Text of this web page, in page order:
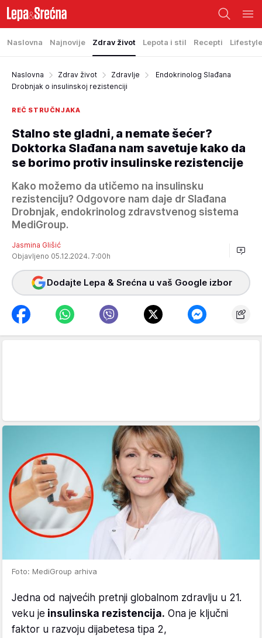
Naslovna Najnovije Zdrav život Lepota i stil Recepti Lifestyle
Naslovna Zdrav život Zdravlje
Endokrinolog Slađana
Drobnjak o insulinskoj rezistenciji
REČ STRUČNJAKA
Stalno ste gladni, a nemate šećer?
Doktorka Slađana nam savetuje kako da
se borimo protiv insulinske rezistencije
Kako možemo da utičemo na insulinsku
rezistenciju? Odgovore nam daje dr Slađana
Drobnjak, endokrinolog zdravstvenog sistema
MediGroup.
Jasmina Glišić
Objavljeno 05.12.2024. 7:00h
Dodajte Lepa & Srećna u vaš Google izbor
Foto: MediGroup arhiva
Jedna od najvećih pretnji globalnom zdravlju u 21.
veku je insulinska rezistencija. Ona je ključni
faktor u razvoju dijabetesa tipa 2,